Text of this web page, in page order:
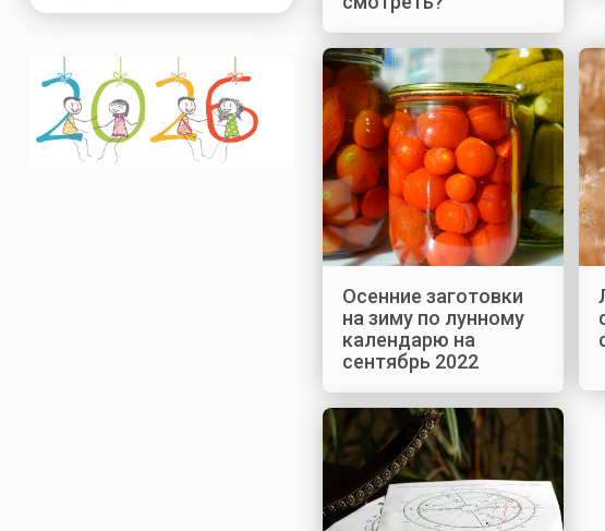
Осенние заготовки
на зиму по лунному
календарю на
сентябрь 2022